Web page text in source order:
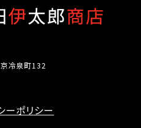
冷泉町132
ーポリシー